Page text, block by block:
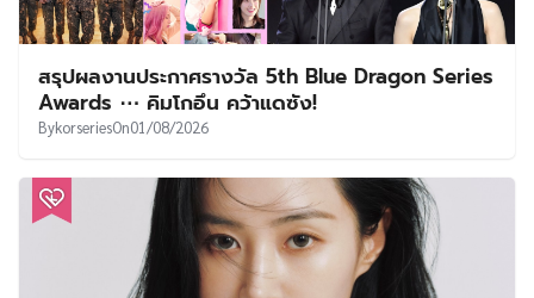
สรุปผลงานประกาศรางวัล 5th Blue Dragon Series
Awards ⋯ คิมโกอึน คว้าแดซัง!
BykorseriesOn01/08/2026